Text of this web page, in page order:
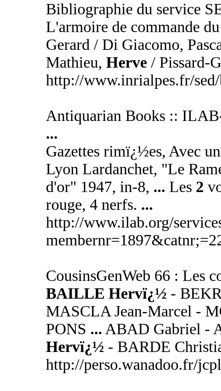
Bibliographie du service
L'armoire de commande
Gerard / Di Giacomo,
Mathieu, Herve / Pissard-
http://www.inrialpes.fr/
Antiquarian Books ::
...
Gazettes rimï¿½es, Avec
Lyon Lardanchet, "Le
d'or" 1947, in-8, ... Les 2
rouge, 4 nerfs. ...
http://www.ilab.org/
CousinsGenWeb 66 : Les
BAILLE Hervï¿½ -
MASCLA Jean-Marcel -
PONS ... ABAD Gabriel -
Hervï¿½ - BARDE
http://perso.wanadoo.fr/